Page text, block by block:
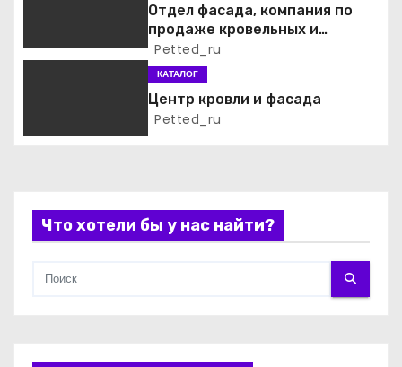
а
м
Отдел фасада, компания по
продаже кровельных и
фасадных материалов
Petted_ru
КАТАЛОГ
Центр кровли и фасада
Petted_ru
Что хотели бы у нас найти?